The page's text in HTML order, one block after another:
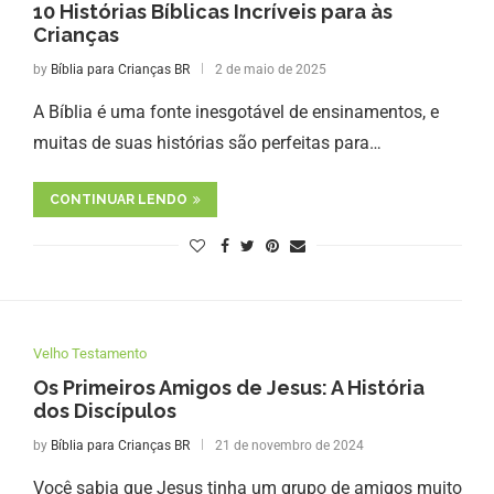
10 Histórias Bíblicas Incríveis para às
Crianças
by Bíblia para Crianças BR 2 de maio de 2025
A Bíblia é uma fonte inesgotável de ensinamentos, e
muitas de suas histórias são perfeitas para…
CONTINUAR LENDO
Velho Testamento
Os Primeiros Amigos de Jesus: A História
dos Discípulos
by Bíblia para Crianças BR 21 de novembro de 2024
Você sabia que Jesus tinha um grupo de amigos muito